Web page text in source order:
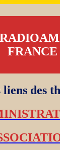
FRANCE
des